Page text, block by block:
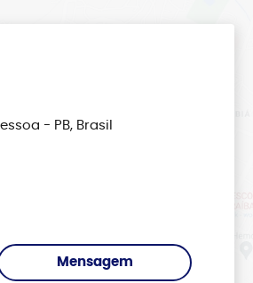
- PB, Brasil
Mensagem